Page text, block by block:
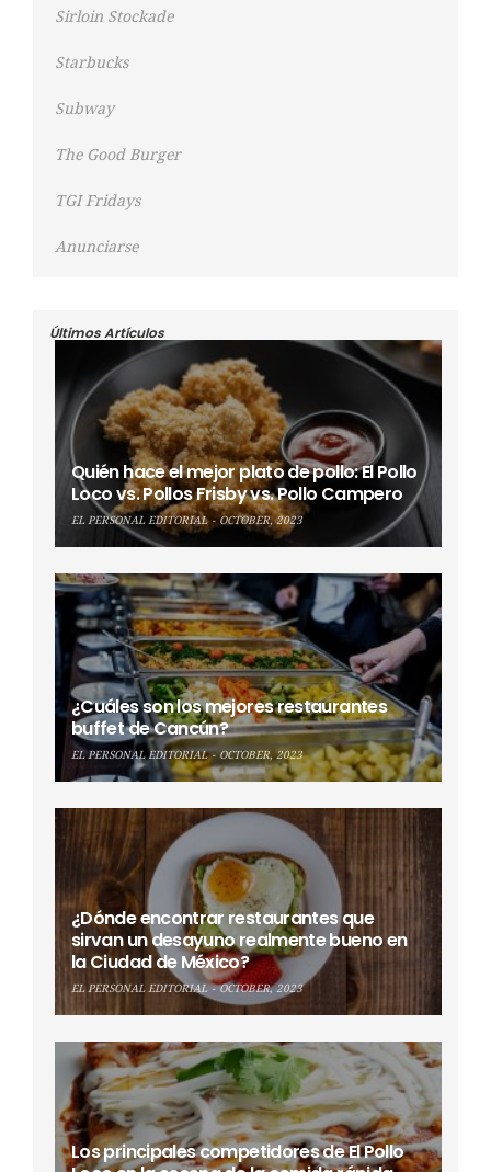
Sirloin Stockade
Starbucks
Subway
The Good Burger
TGI Fridays
Anunciarse
Últimos Artículos
Quién hace el mejor plato de pollo: El Pollo
Loco vs. Pollos Frisby vs. Pollo Campero
EL PERSONAL EDITORIAL OCTOBER, 2023
¿Cuáles son los mejores restaurantes
buffet de Cancún?
EL PERSONAL EDITORIAL OCTOBER, 2023
¿Dónde encontrar restaurantes que
sirvan un desayuno realmente bueno en
la Ciudad de México?
EL PERSONAL EDITORIAL OCTOBER, 2023
Los principales competidores de El Pollo